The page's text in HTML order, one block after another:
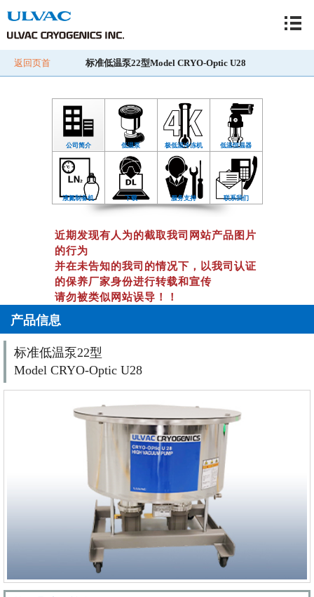
返回页首 标准低温泵22型Model CRYO-Optic U28
公司简介 低温泵 极低温冷冻机 低温恒温器
液氮制备机 下载 服务支持 联系我们
近期发现有人为的截取我司网站产品图片
的行为
并在未告知的我司的情况下，以我司认证
的保养厂家身份进行转载和宣传
请勿被类似网站误导！！
产品信息
标准低温泵22型
Model CRYO-Optic U28